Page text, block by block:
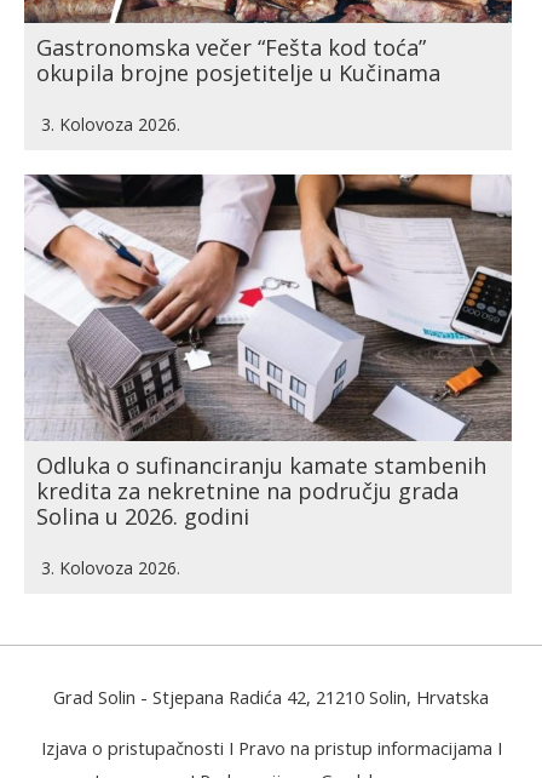
Gastronomska večer “Fešta kod toća”
okupila brojne posjetitelje u Kučinama
3. Kolovoza 2026.
Odluka o sufinanciranju kamate stambenih
kredita za nekretnine na području grada
Solina u 2026. godini
3. Kolovoza 2026.
Grad Solin - Stjepana Radića 42, 21210 Solin, Hrvatska
Izjava o pristupačnosti I Pravo na pristup informacijama I